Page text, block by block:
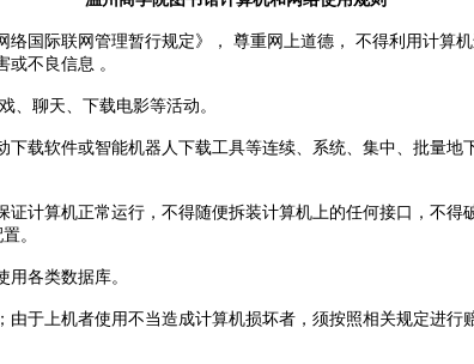
际联网管理暂行规定》， 尊重网上道德， 不得利用计算
不良信息 。
聊天、下载电影等活动。
软件或智能机器人下载工具等连续、系统、集中、批量地
算机正常运行，不得随便拆装计算机上的任何接口，不得
。
各类数据库。
上机者使用不当造成计算机损坏者，须按照相关规定进行赔